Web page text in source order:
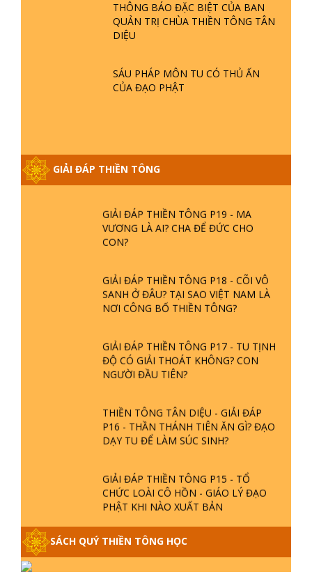
THÔNG BÁO ĐẶC BIỆT CỦA BAN
QUẢN TRỊ CHÙA THIỀN TÔNG TÂN
DIỆU
SÁU PHÁP MÔN TU CÓ THỦ ẤN
CỦA ĐẠO PHẬT
GIẢI ĐÁP THIỀN TÔNG
GIẢI ĐÁP THIỀN TÔNG ĐẶC BIỆT P21
- TẠI SAO ĐỨC PHẬT BƯỚC ĐI 7
BƯỚC TRÊN HOA SEN ? | TTTD
GIẢI ĐÁP VỀ LỄ TIỄN THIỀN TÔNG SƯ
NGỌC LÂM VỀ PHẬT GIỚI
PHẦN 20 - BÁC NGUYỄN NHÂN LÀ AI?
PHIỀN NÃO DO ĐÂU MÀ CÓ?
GIẢI ĐÁP THIỀN TÔNG P19 - MA
VƯƠNG LÀ AI? CHA ĐỂ ĐỨC CHO
CON?
GIẢI ĐÁP THIỀN TÔNG P18 - CÕI VÔ
SANH Ở ĐÂU? TẠI SAO VIỆT NAM LÀ
NƠI CÔNG BỐ THIỀN TÔNG?
GIẢI ĐÁP THIỀN TÔNG P17 - TU TỊNH
ĐỘ CÓ GIẢI THOÁT KHÔNG? CON
NGƯỜI ĐẦU TIÊN?
THIỀN TÔNG TÂN DIỆU - GIẢI ĐÁP
P16 - THẦN THÁNH TIÊN ĂN GÌ? ĐẠO
DẠY TU ĐỂ LÀM SÚC SINH?
GIẢI ĐÁP THIỀN TÔNG P15 - TỔ
CHỨC LOÀI CÔ HỒN - GIÁO LÝ ĐẠO
PHẬT KHI NÀO XUẤT BẢN
GIẢI ĐÁP THIỀN TÔNG ĐẶC BIỆT -
SÁCH QUÝ THIỀN TÔNG HỌC